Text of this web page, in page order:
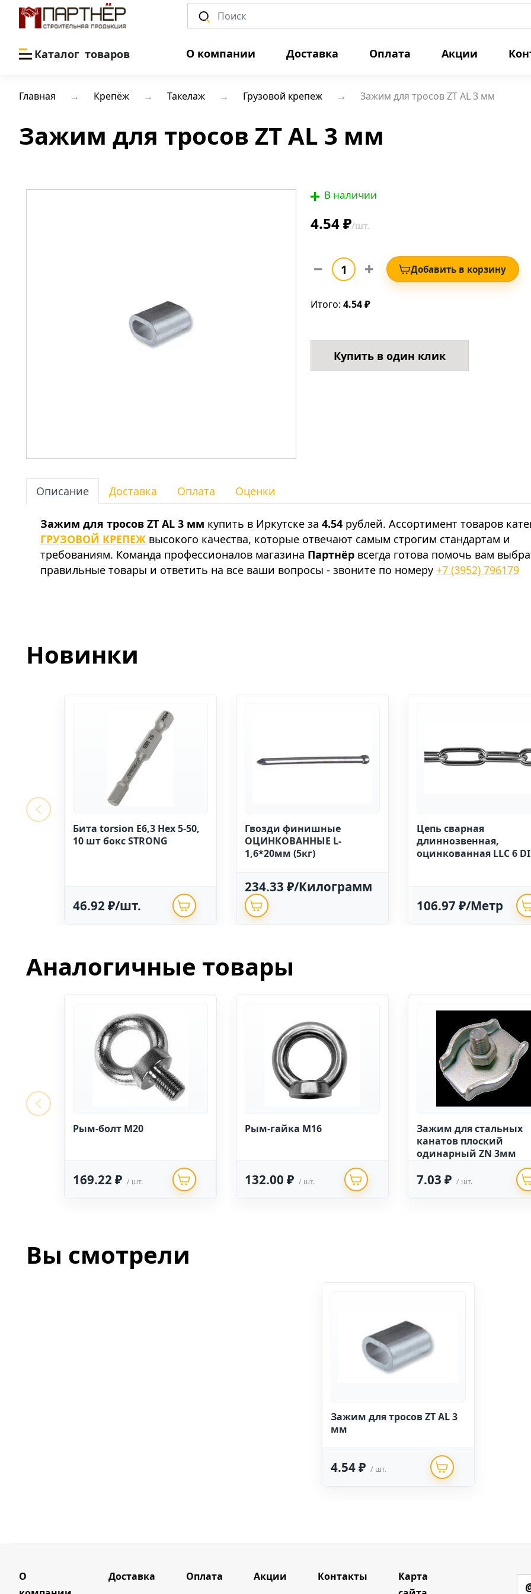
Каталог товаров О компании Доставка Оплата Акции
Главная Крепёж Такелаж Грузовой крепеж Зажим для тросов ZT AL 3 мм
Зажим для тросов ZT AL 3 мм
В наличии
4.54 ₽/шт.
Добавить в корзину
Итого: 4.54 ₽
Купить в один клик
Описание Доставка Оплата Оценки
Зажим для тросов ZT AL 3 мм купить в Иркутске за 4.54 рублей. Ассортимент товаров
ГРУЗОВОЙ КРЕПЕЖ высокого качества, которые отвечают самым строгим стандартам и
требованиям. Команда профессионалов магазина Партнёр всегда готова помочь вам
правильные товары и ответить на все ваши вопросы - звоните по номеру +7 (3952) 796179
Новинки
Бита torsion E6,3 Hex 5-50,
10 шт бокс STRONG
46.92 ₽/шт.
Гвозди финишные
ОЦИНКОВАННЫЕ L-
1,6*20мм (5кг)
234.33 ₽/Килограмм
Цепь сварная
длиннозвенная,
оцинкованная LLC 6
106.97 ₽/Метр
Аналогичные товары
Рым-болт М20
169.22 ₽ / шт.
Рым-гайка М16
132.00 ₽ / шт.
Зажим для стальных
канатов плоский
одинарный ZN 3мм
7.03 ₽ / шт.
Вы смотрели
Зажим для тросов ZT AL 3
мм
4.54 ₽ / шт.
О
Доставка Оплата Акции Контакты
Карта